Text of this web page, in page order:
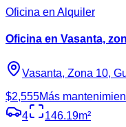
Oficina en Alquiler
Oficina en Vasanta,
Vasanta, Zona 10,
$2,555Más
4
146.19m²